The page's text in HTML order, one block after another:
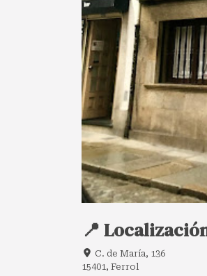
📍
C. de María, 136
15401, Ferrol